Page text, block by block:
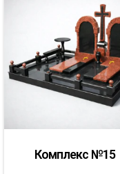
Комплекс №15